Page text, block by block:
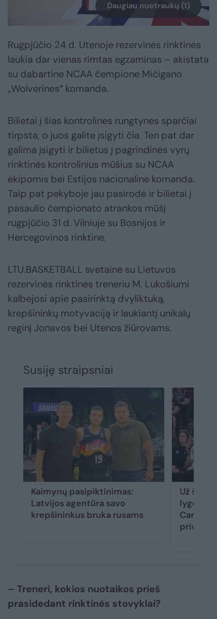
Daugiau nuotraukų (1)
Rugpjūčio 24 d. Utenoje rezervinės rinktinės
laukia dar vienas rimtas egzaminas – akistata
su dabartine NCAA čempione Mičigano
„Wolverines“ komanda.
Bilietai į šias kontrolines rungtynes sparčiai
tirpsta, o juos galite įsigyti čia. Ten pat dar
galima įsigyti ir bilietus į pagrindinės vyrų
rinktinės kontrolinius mūšius su NCAA
ekipomis bei Estijos nacionaline komanda.
Taip pat pekyboje jau pasirodė ir bilietai į
pasaulio čempionato atrankos mūšį
rugpjūčio 31 d. Vilniuje su Bosnijos ir
Hercegovinos rinktine.
LTU.BASKETBALL svetainė su Lietuvos
rezervinės rinktinės treneriu M. Lukošiumi
kalbėjosi apie pasirinktą dvyliktuką,
krepšininkų motyvaciją ir laukiantį unikalų
reginį Jonavos bei Utenos žiūrovams.
Susiję straipsniai
Kaimynų pasipiktinimas:
Latvijos agentūra savo
krepšininkus bruka rusams
Už
lygoje
– Treneri, kokios nuotaikos prieš
prasidedant rinktinės stovyklai?